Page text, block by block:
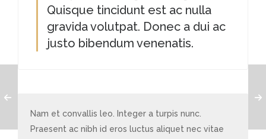
Quisque tincidunt est ac nulla
gravida volutpat. Donec a dui ac
justo bibendum venenatis.
Nam et convallis leo. Integer a turpis nunc.
Praesent ac nibh id eros luctus aliquet nec vitae